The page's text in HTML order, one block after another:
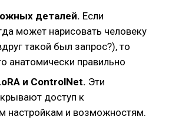
деталей. Если
может нарисовать человеку
такой был запрос?), то
анатомически правильно
и ControlNet. Эти
доступ к
настройкам и возможностям.